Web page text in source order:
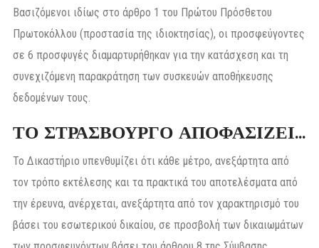
Βασιζόμενοι ιδίως στο άρθρο 1 του Πρώτου Πρόσθετου
Πρωτοκόλλου (προστασία της ιδιοκτησίας), οι προσφεύγοντες
σε 6 προσφυγές διαμαρτυρήθηκαν για την κατάσχεση και τη
συνεχιζόμενη παρακράτηση των συσκευών αποθήκευσης
δεδομένων τους.
ΤΟ ΣΤΡΑΣΒΟΥΡΓΟ ΑΠΟΦΑΣΙΖΕΙ…
Το Δικαστήριο υπενθυμίζει ότι κάθε μέτρο, ανεξάρτητα από
τον τρόπο εκτέλεσης και τα πρακτικά του αποτελέσματα από
την έρευνα, ανέρχεται, ανεξάρτητα από τον χαρακτηρισμό του
βάσει του εσωτερικού δικαίου, σε προσβολή των δικαιωμάτων